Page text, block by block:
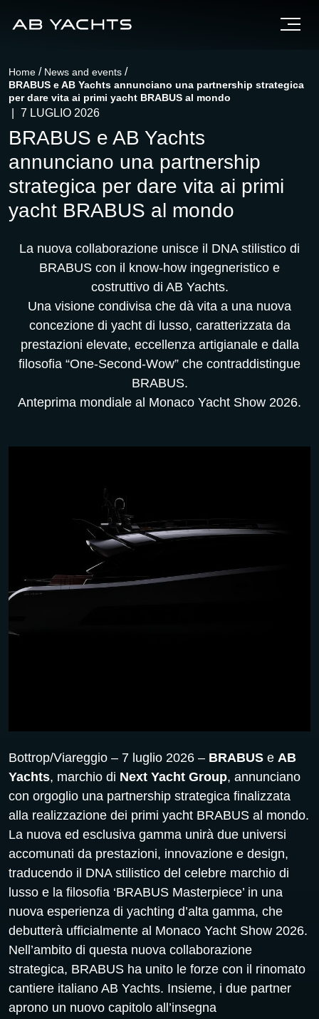
Home / News and events /
BRABUS e AB Yachts annunciano una partnership strategica
per dare vita ai primi yacht BRABUS al mondo
7 LUGLIO 2026
BRABUS e AB Yachts
annunciano una partnership
strategica per dare vita ai primi
yacht BRABUS al mondo
La nuova collaborazione unisce il DNA stilistico di
BRABUS con il know-how ingegneristico e
costruttivo di AB Yachts.
Una visione condivisa che dà vita a una nuova
concezione di yacht di lusso, caratterizzata da
prestazioni elevate, eccellenza artigianale e dalla
filosofia “One-Second-Wow” che contraddistingue
BRABUS.
Anteprima mondiale al Monaco Yacht Show 2026.
Bottrop/Viareggio – 7 luglio 2026 – BRABUS e AB
Yachts, marchio di Next Yacht Group, annunciano
con orgoglio una partnership strategica finalizzata
alla realizzazione dei primi yacht BRABUS al mondo.
La nuova ed esclusiva gamma unirà due universi
accomunati da prestazioni, innovazione e design,
traducendo il DNA stilistico del celebre marchio di
lusso e la filosofia ‘BRABUS Masterpiece’ in una
nuova esperienza di yachting d’alta gamma, che
debutterà ufficialmente al Monaco Yacht Show 2026.
Nell’ambito di questa nuova collaborazione
strategica, BRABUS ha unito le forze con il rinomato
cantiere italiano AB Yachts. Insieme, i due partner
aprono un nuovo capitolo all’insegna